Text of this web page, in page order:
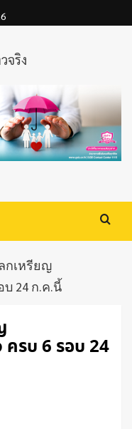
กเหรียญ
24 ก.ค.นี้
ครบ 6 รอบ 24